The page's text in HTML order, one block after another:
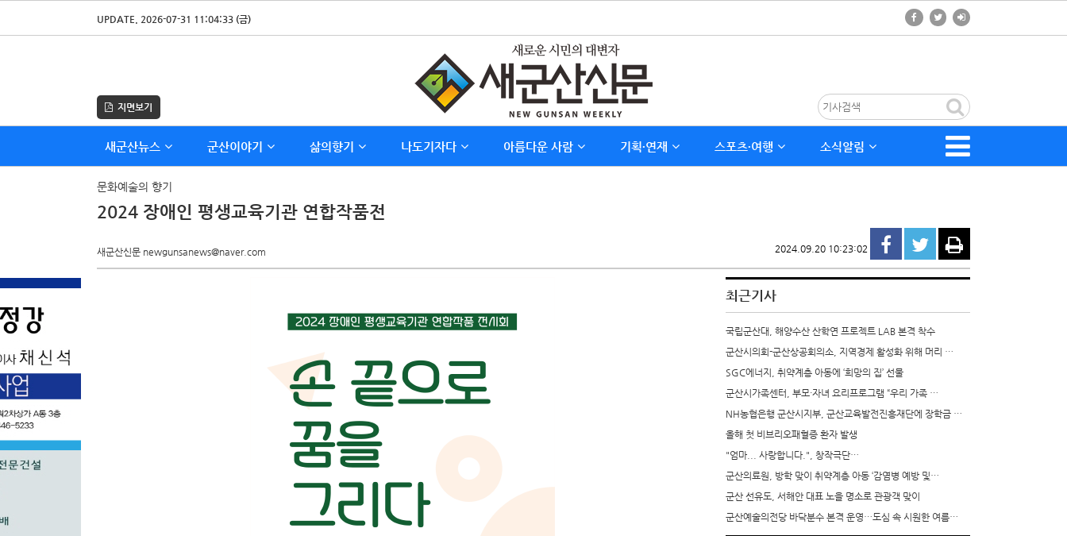
UPDATE. 2026-07-31 11:04:33 (금)
지면보기
새군산뉴스 군산이야기 삶의향기 나도기자다 아름다운 사람 기획∙연재 스포츠∙여행 소식알림
문화예술의 향기
2024 장애인 평생교육기관 연합작품전
새군산신문 newgunsanews@naver.com 2024.09.20 10:23:02
최근기사
국립군산대, 해양수산 산학연 프로젝트 LAB 본격 착수
군산시의회-군산상공회의소, 지역경제 활성화 위해 머리 …
SGC에너지, 취약계층 아동에 ‘희망의 집’ 선물
군산시가족센터, 부모·자녀 요리프로그램 “우리 가족 …
NH농협은행 군산시지부, 군산교육발전진흥재단에 장학금 …
올해 첫 비브리오패혈증 환자 발생
"엄마... 사랑합니다.", 창작극단…
군산의료원, 방학 맞이 취약계층 아동 ‘감염병 예방 및…
군산 선유도, 서해안 대표 노을 명소로 관광객 맞이
군산예술의전당 바닥분수 본격 운영…도심 속 시원한 여름…